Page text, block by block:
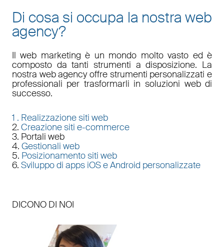
Di cosa si occupa la nostra web
agency?
Ilweb marketing è un mondo molto vasto ed è
composto da tanti strumenti a disposizione. La
nostra web agencyoffre strumenti personalizzati e
professionali per trasformarli in soluzioni web di
successo.
1 . Realizzazione siti web
2. Creazione siti e-commerce
3. Portali web
4. Gestionali web
5. Posizionamento siti web
6. Sviluppo di apps iOS e Android personalizzate
DICONO DI NOI